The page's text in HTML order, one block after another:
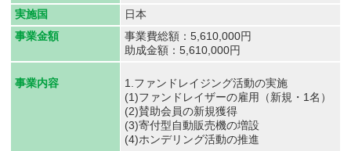
実施国
日本
事業金額
事業費総額：5,610,000円
助成金額：5,610,000円
事業内容
1.ファンドレイジング活動の実施
(1)ファンドレイザーの雇用（新規・1名）
(2)賛助会員の新規獲得
(3)寄付型自動販売機の増設
(4)ホンデリング活動の推進